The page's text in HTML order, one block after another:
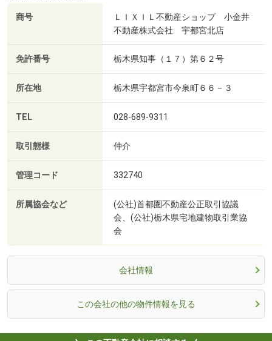
商号
ＬＩＸＩＬ不動産ショップ 小金井
不動産株式会社 宇都宮北店
免許番号 栃木県知事（１７）第６２号
所在地 栃木県宇都宮市今泉町６６－３
TEL 028-689-9311
取引態様 仲介
管理コード 332740
所属協会など
(公社)首都圏不動産公正取引協議
会、(公社)栃木県宅地建物取引業協
会
会社情報
この会社の他の物件情報を見る